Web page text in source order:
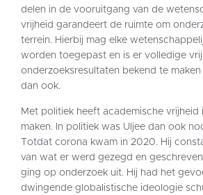
delen in de vooruitgang van de
vrijheid garandeert de ruimte om
terrein. Hierbij mag elke
worden toegepast en is er volledige
onderzoeksresultaten bekend te
dan ook.
Met politiek heeft academische vrijheid
maken. In politiek was Uljee dan ook
Totdat corona kwam in 2020. Hij
van wat er werd gezegd en
ging op onderzoek uit. Hij had het
dwingende globalistische ideologie